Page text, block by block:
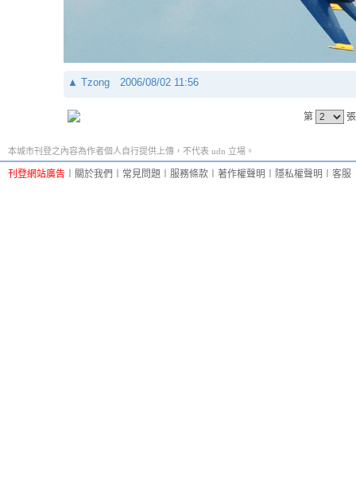
▲ Tzong 2006/08/02 11:56
第
本城市刊登之內容為作者個人自行提供上傳，不代表 udn 立場。
刊登網站廣告 關於我們 常見問題 服務條款 著作權聲明 隱私權聲明 客服